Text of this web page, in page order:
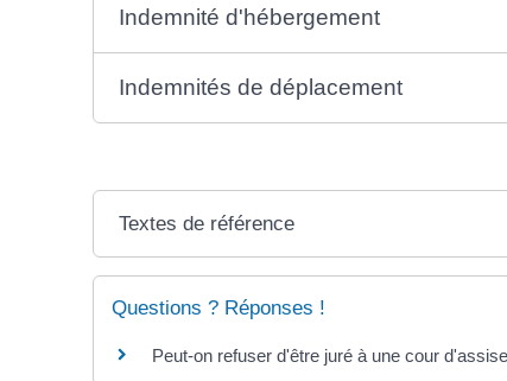
Indemnité d'hébergement
Indemnités de déplacement
Textes de référence
Questions ? Réponses !
Peut-on refuser d'être juré à une cour